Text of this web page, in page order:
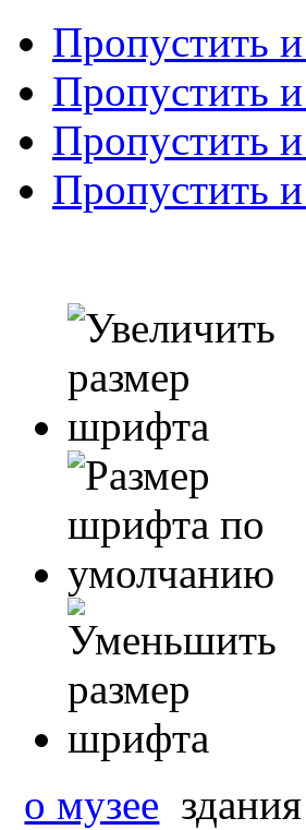
Пропустить
Пропустить
Пропустить
Пропустить
о музее здания